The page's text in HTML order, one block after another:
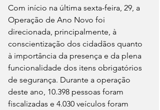
Com início na última sexta-feira, 29, a
Operação de Ano Novo foi
direcionada, principalmente, à
conscientização dos cidadãos quanto
à importância da presença e da plena
funcionalidade dos itens obrigatórios
de segurança. Durante a operação
deste ano, 10.398 pessoas foram
fiscalizadas e 4.030 veículos foram